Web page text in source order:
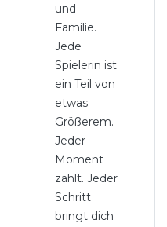
und
Familie.
Jede
Spielerin ist
ein Teil von
etwas
Größerem.
Jeder
Moment
zählt. Jeder
Schritt
bringt dich